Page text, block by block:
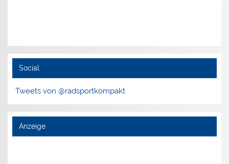
Social
Tweets von @radsportkompakt
Anzeige